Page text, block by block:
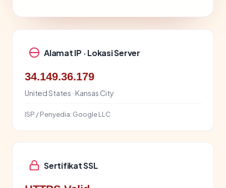
Alamat IP · Lokasi Server
34.149.36.179
United States · Kansas City
ISP / Penyedia: Google LLC
Sertifikat SSL